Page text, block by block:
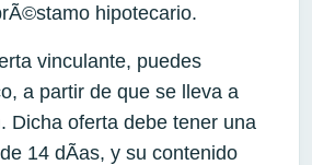
hipotecario.
vinculante, puedes
a partir de que se lleva a
Dicha oferta debe tener una
14 dÃ­as, y su contenido